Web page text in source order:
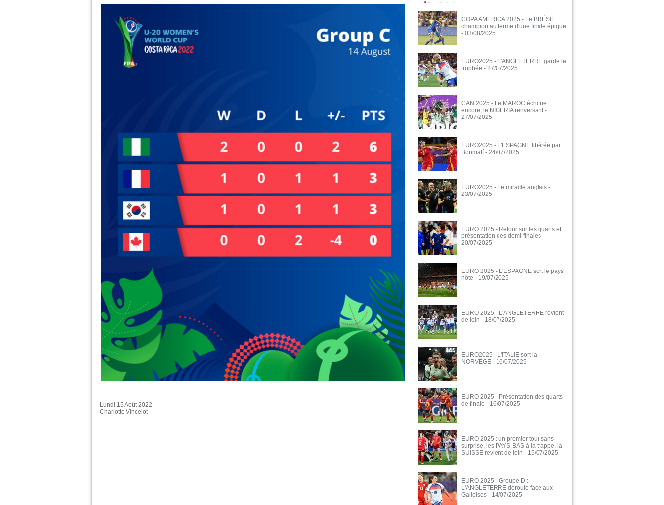
Lundi 15 Août 2022
Charlotte Vincelot
COPA AMERICA 2025 - Le BRÉSIL
champion au terme d'une finale épique
- 03/08/2025
EURO2025 - L'ANGLETERRE garde le
trophée - 27/07/2025
CAN 2025 - Le MAROC échoue
encore, le NIGERIA renversant -
27/07/2025
EURO2025 - L'ESPAGNE libérée par
Bonmatí - 24/07/2025
EURO2025 - Le miracle anglais -
23/07/2025
EURO 2025 - Retour sur les quarts et
présentation des demi-finales -
20/07/2025
EURO 2025 - L'ESPAGNE sort le pays
hôte - 19/07/2025
EURO 2025 - L'ANGLETERRE revient
de loin - 18/07/2025
EURO2025 - L'ITALIE sort la
NORVÈGE - 16/07/2025
EURO 2025 - Présentation des quarts
de finale - 16/07/2025
EURO 2025 : un premier tour sans
surprise, les PAYS-BAS à la trappe, la
SUISSE revient de loin - 15/07/2025
EURO 2025 - Groupe D :
L'ANGLETERRE déroule face aux
Galloises - 14/07/2025